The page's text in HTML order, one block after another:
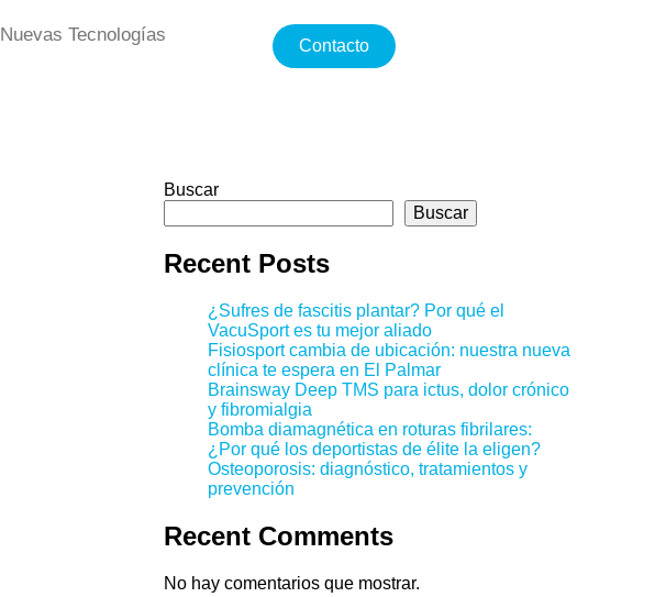
Nuevas Tecnologías
Contacto
Buscar
Buscar
Recent Posts
¿Sufres de fascitis plantar? Por qué el
VacuSport es tu mejor aliado
Fisiosport cambia de ubicación: nuestra nueva
clínica te espera en El Palmar
Brainsway Deep TMS para ictus, dolor crónico
y fibromialgia
Bomba diamagnética en roturas fibrilares:
¿Por qué los deportistas de élite la eligen?
Osteoporosis: diagnóstico, tratamientos y
prevención
Recent Comments
No hay comentarios que mostrar.